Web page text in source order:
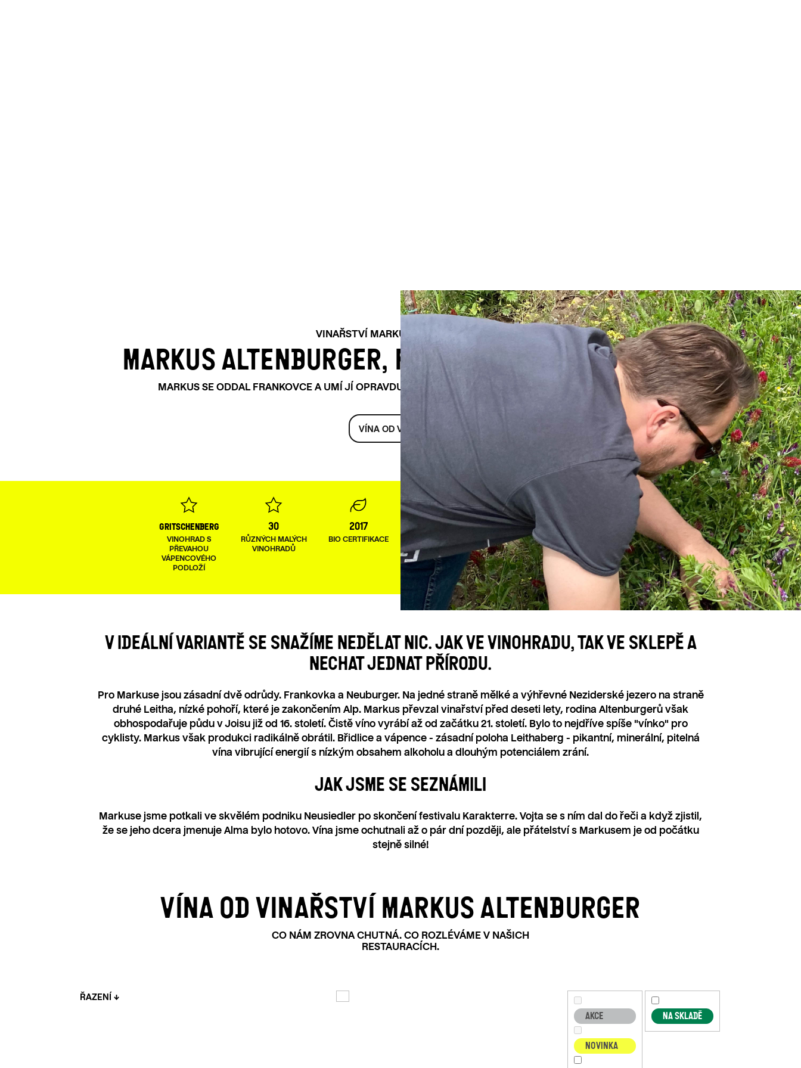
VINAŘSTVÍ MARKUS ALTENBURGER
MARKUS ALTENBURGER, RAKOUSKO, BURGENLAND
MARKUS SE ODDAL FRANKOVCE A UMÍ JÍ OPRAVDU PARÁDNĚ. OVŠEM I JEHO NEUBURG JE ŠPIČKOVÝ.
VÍNA OD VINAŘSTVÍ
gritschenberg
VINOHRAD S
PŘEVAHOU
VÁPENCOVÉHO
PODLOŽÍ
30
RŮZNÝCH MALÝCH
VINOHRADŮ
2017
BIO CERTIFIKACE
leithaberg dac
MÍSTNÍ APELACE
beton
BETONOVÁ VAJÍČKA NA
ZRÁNÍ VÍN
JMÉNO JEDNÉ Z DCER
V IDEÁLNÍ VARIANTĚ SE SNAŽÍME NEDĚLAT NIC. JAK VE VINOHRADU, TAK VE SKLEPĚ A
NECHAT JEDNAT PŘÍRODU.
Pro Markuse jsou zásadní dvě odrůdy. Frankovka a Neuburger. Na jedné straně mělké a výhřevné Neziderské jezero na straně
druhé Leitha, nízké pohoří, které je zakončením Alp. Markus převzal vinařství před deseti lety, rodina Altenburgerů však
obhospodařuje půdu v Joisu již od 16. století. Čistě víno vyrábí až od začátku 21. století. Bylo to nejdříve spíše "vínko" pro
cyklisty. Markus však produkci radikálně obrátil. Břidlice a vápence - zásadní poloha Leithaberg - pikantní, minerální, pitelná
vína vibrující energií s nízkým obsahem alkoholu a dlouhým potenciálem zrání.
JAK JSME SE SEZNÁMILI
Markuse jsme potkali ve skvělém podniku Neusiedler po skončení festivalu Karakterre. Vojta se s ním dal do řeči a když zjistil,
že se jeho dcera jmenuje Alma bylo hotovo. Vína jsme ochutnali až o pár dní později, ale přátelství s Markusem je od počátku
stejně silné!
VÍNA OD VINAŘSTVÍ MARKUS ALTENBURGER
CO NÁM ZROVNA CHUTNÁ. CO ROZLÉVÁME V NAŠICH
RESTAURACÍCH.
ŘAZENÍ
NA SKLADĚ
AKCE
NOVINKA